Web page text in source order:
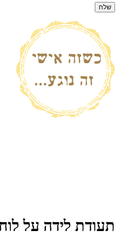
תעודת לידה על